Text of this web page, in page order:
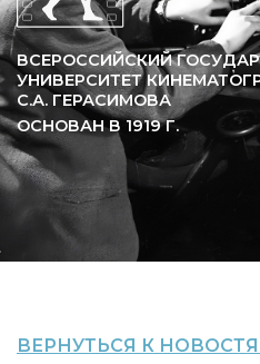
ВСЕРОССИЙСКИЙ
УНИВЕРСИТЕТ
С.А. ГЕРАСИМОВА
ОСНОВАН В 1919Г.
ВЕРНУТЬСЯ К